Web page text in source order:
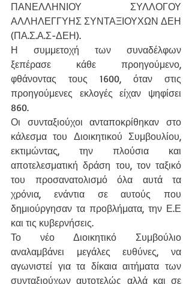
ΠΑΝΕΛΛΗΝΙΟΥ ΣΥΛΛΟΓΟΥ
ΑΛΛΗΛΕΓΓΥΗΣ ΣΥΝΤΑΞΙΟΥΧΩΝ ΔΕΗ
(ΠΑ.Σ.Α.Σ-ΔΕΗ).
Η συμμετοχή των συναδέλφων
ξεπέρασε κάθε προηγούμενο,
φθάνοντας τους 1600, όταν στις
προηγούμενες εκλογές είχαν ψηφίσει
860.
Οι συνταξιούχοι ανταποκρίθηκαν στο
κάλεσμα του Διοικητικού Συμβουλίου,
εκτιμώντας, την πλούσια και
αποτελεσματική δράση του, τον ταξικό
του προσανατολισμό όλα αυτά τα
χρόνια, ενάντια σε αυτούς που
δημιούργησαν τα προβλήματα, την Ε.Ε
και τις κυβερνήσεις.
Το νέο Διοικητικό Συμβούλιο
αναλαμβάνει μεγάλες ευθύνες, να
αγωνιστεί για τα δίκαια αιτήματα των
συνταξιούχων αυτοτελώς αλλά και σε